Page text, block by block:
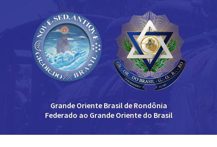
Grande Oriente Brasil de Rondônia
Federado ao Grande Oriente do Brasil